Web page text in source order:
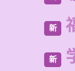
新
新